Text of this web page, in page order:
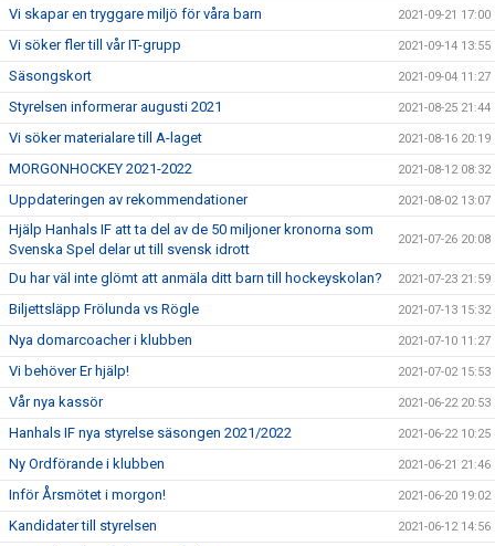
Vi skapar en tryggare miljö för våra barn 2021-09-21 17:00
Vi söker fler till vår IT-grupp 2021-09-14 13:55
Säsongskort 2021-09-04 11:27
Styrelsen informerar augusti 2021 2021-08-25 21:44
Vi söker materialare till A-laget 2021-08-16 20:19
MORGONHOCKEY 2021-2022 2021-08-12 08:32
Uppdateringen av rekommendationer 2021-08-02 13:07
Hjälp Hanhals IF att ta del av de 50 miljoner kronorna som
Svenska Spel delar ut till svensk idrott
2021-07-26 20:08
Du har väl inte glömt att anmäla ditt barn till hockeyskolan? 2021-07-23 21:59
Biljettsläpp Frölunda vs Rögle 2021-07-13 15:32
Nya domarcoacher i klubben 2021-07-10 11:27
Vi behöver Er hjälp! 2021-07-02 15:53
Vår nya kassör 2021-06-22 20:53
Hanhals IF nya styrelse säsongen 2021/2022 2021-06-22 10:25
Ny Ordförande i klubben 2021-06-21 21:46
Inför Årsmötet i morgon! 2021-06-20 19:02
Kandidater till styrelsen 2021-06-12 14:56